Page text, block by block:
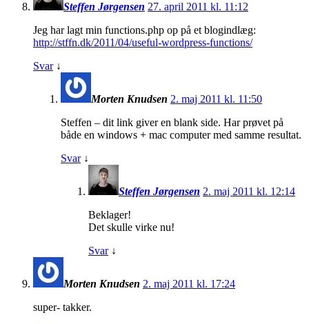
Steffen Jørgensen 27. april 2011 kl. 11:12
Jeg har lagt min functions.php op på et blogindlæg:
http://stffn.dk/2011/04/useful-wordpress-functions/
Svar ↓
Morten Knudsen 2. maj 2011 kl. 11:50
Steffen – dit link giver en blank side. Har prøvet på
både en windows + mac computer med samme resultat.
Svar ↓
Steffen Jørgensen 2. maj 2011 kl. 12:14
Beklager!
Det skulle virke nu!
Svar ↓
Morten Knudsen 2. maj 2011 kl. 17:24
super- takker.